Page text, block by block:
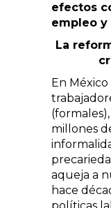
efectos
empleo y
La
En México
millones
aqueja a
hace